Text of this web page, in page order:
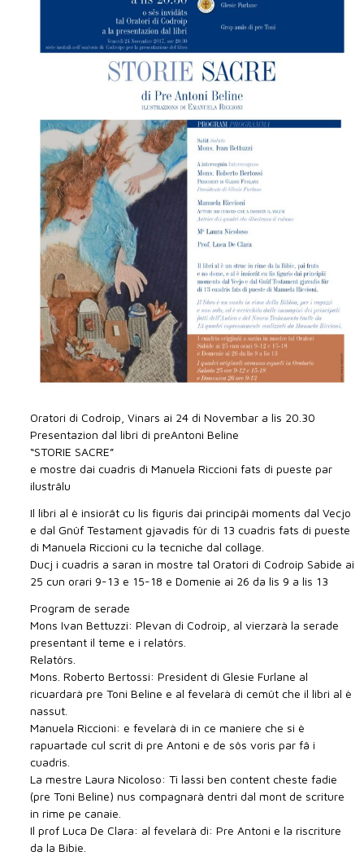
Oratori di Codroip, Vinars ai 24 di Novembar a lis 20.30
Presentazion dal libri di preAntoni Beline
“STORIE SACRE”
e mostre dai cuadris di Manuela Riccioni fats di pueste par
ilustrâlu
Il libri al è insiorât cu lis figuris dai principâi moments dal Vecjo
e dal Gnûf Testament gjavadis fûr di 13 cuadris fats di pueste
di Manuela Riccioni cu la tecniche dal collage.
Ducj i cuadris a saran in mostre tal Oratori di Codroip Sabide ai
25 cun orari 9-13 e 15-18 e Domenie ai 26 da lis 9 a lis 13
Program de serade
Mons Ivan Bettuzzi: Plevan di Codroip, al vierzarà la serade
presentant il teme e i relatôrs.
Relatôrs.
Mons. Roberto Bertossi: President di Glesie Furlane al
ricuardarà pre Toni Beline e al fevelarà di cemût che il libri al è
nassut.
Manuela Riccioni: e fevelarà di in ce maniere che si è
rapuartade cul scrit di pre Antoni e de sôs voris par fâ i
cuadris.
La mestre Laura Nicoloso: Ti lassi ben content cheste fadie
(pre Toni Beline) nus compagnarà dentri dal mont de scriture
in rime pe canaie.
Il prof Luca De Clara: al fevelarà di: Pre Antoni e la riscriture
da la Bibie.